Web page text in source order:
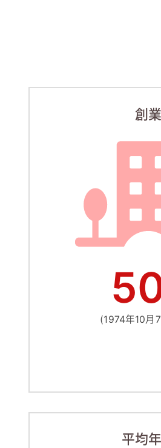
創業
(1974年10月
平均